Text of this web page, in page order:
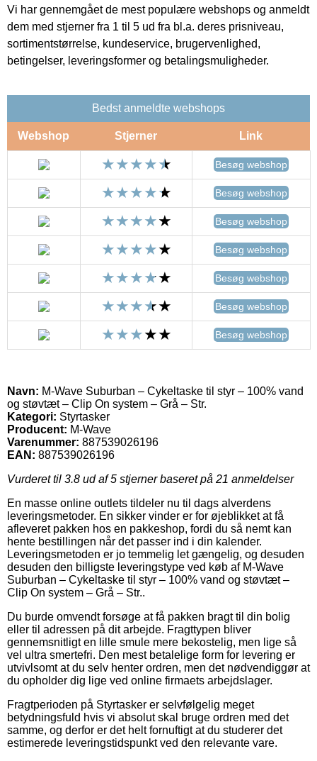
Vi har gennemgået de mest populære webshops og anmeldt
dem med stjerner fra 1 til 5 ud fra bl.a. deres prisniveau,
sortimentstørrelse, kundeservice, brugervenlighed,
betingelser, leveringsformer og betalingsmuligheder.
Bedst anmeldte webshops
Webshop Stjerner Link
Besøg webshop
Besøg webshop
Besøg webshop
Besøg webshop
Besøg webshop
Besøg webshop
Besøg webshop
Navn: M-Wave Suburban – Cykeltaske til styr – 100% vand
og støvtæt – Clip On system – Grå – Str.
Kategori: Styrtasker
Producent: M-Wave
Varenummer: 887539026196
EAN: 887539026196
Vurderet til 3.8 ud af 5 stjerner baseret på 21 anmeldelser
En masse online outlets tildeler nu til dags alverdens
leveringsmetoder. En sikker vinder er for øjeblikket at få
afleveret pakken hos en pakkeshop, fordi du så nemt kan
hente bestillingen når det passer ind i din kalender.
Leveringsmetoden er jo temmelig let gængelig, og desuden
desuden den billigste leveringstype ved køb af M-Wave
Suburban – Cykeltaske til styr – 100% vand og støvtæt –
Clip On system – Grå – Str..
Du burde omvendt forsøge at få pakken bragt til din bolig
eller til adressen på dit arbejde. Fragttypen bliver
gennemsnitligt en lille smule mere bekostelig, men lige så
vel ultra smertefri. Den mest betalelige form for levering er
utvivlsomt at du selv henter ordren, men det nødvendiggør at
du opholder dig lige ved online firmaets arbejdslager.
Fragtperioden på Styrtasker er selvfølgelig meget
betydningsfuld hvis vi absolut skal bruge ordren med det
samme, og derfor er det helt fornuftigt at du studerer det
estimerede leveringstidspunkt ved den relevante vare.